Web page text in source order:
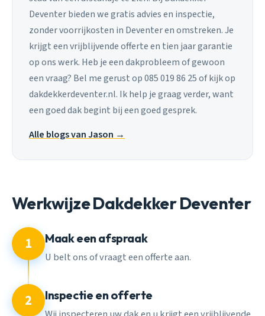
Deventer bieden we gratis advies en inspectie,
zonder voorrijkosten in Deventer en omstreken. Je
krijgt een vrijblijvende offerte en tien jaar garantie
op ons werk. Heb je een dakprobleem of gewoon
een vraag? Bel me gerust op 085 019 86 25 of kijk op
dakdekkerdeventer.nl. Ik help je graag verder, want
een goed dak begint bij een goed gesprek.
Alle blogs van Jason →
Werkwijze Dakdekker Deventer
1 Maak een afspraak
U belt ons of vraagt een offerte aan.
2 Inspectie en offerte